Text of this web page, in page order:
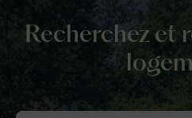
Recherchez et